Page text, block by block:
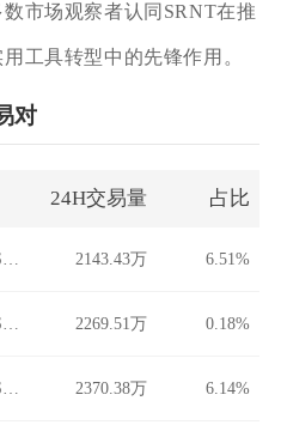
市场观察者认同SRNT在推
工具转型中的先锋作用。
对
24H交易量 占比
SRNT/USDT 2143.43万 6.51%
SRNT/USDT 2269.51万 0.18%
SRNT/USDT 2370.38万 6.14%